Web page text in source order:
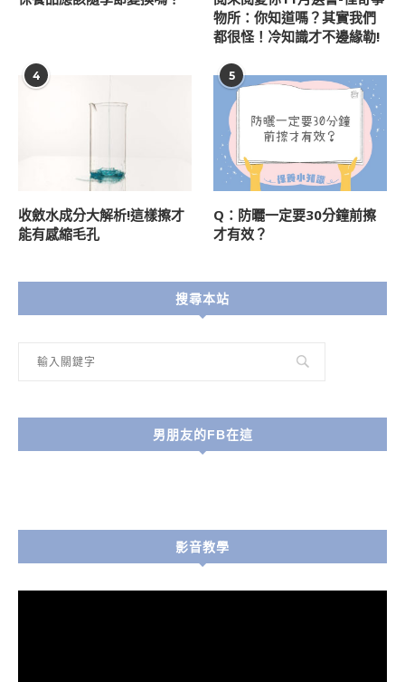
物所：你知道嗎？其實我們
都很怪！冷知識才不邊緣勒!
4
收斂水成分大解析!這樣擦才
能有感縮毛孔
5
Q：防曬一定要30分鐘前擦
才有效？
搜尋本站
男朋友的FB在這
影音教學